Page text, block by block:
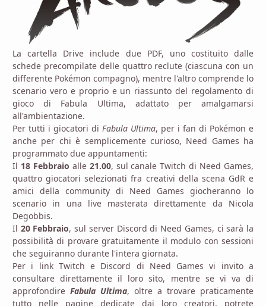
La cartella Drive include due PDF, uno costituito dalle
schede precompilate delle quattro reclute (ciascuna con un
differente Pokémon compagno), mentre l'altro comprende lo
scenario vero e proprio e un riassunto del regolamento di
gioco di Fabula Ultima, adattato per amalgamarsi
all'ambientazione.
Per tutti i giocatori di Fabula Ultima, per i fan di Pokémon e
anche per chi è semplicemente curioso, Need Games ha
programmato due appuntamenti:
Il 18 Febbraio alle 21.00, sul canale Twitch di Need Games,
quattro giocatori selezionati fra creativi della scena GdR e
amici della community di Need Games giocheranno lo
scenario in una live masterata direttamente da Nicola
Degobbis.
Il 20 Febbraio, sul server Discord di Need Games, ci sarà la
possibilità di provare gratuitamente il modulo con sessioni
che seguiranno durante l'intera giornata.
Per i link Twitch e Discord di Need Games vi invito a
consultare direttamente il loro sito, mentre se vi va di
approfondire Fabula Ultima, oltre a trovare praticamente
tutto nelle pagine dedicate dai loro creatori, potrete